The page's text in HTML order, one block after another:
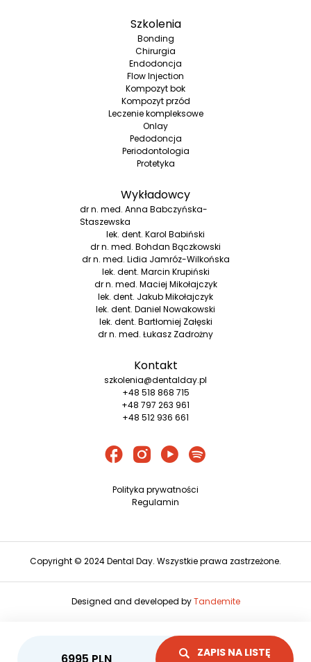
ZAPIS NA LISTĘ
Szkolenia
Bonding
Chirurgia
Endodoncja
Flow Injection
Kompozyt bok
Kompozyt przód
Leczenie kompleksowe
Onlay
Pedodoncja
Periodontologia
Protetyka
Wykładowcy
dr n. med. Anna Babczyńska-
Staszewska
lek. dent. Karol Babiński
dr n. med. Bohdan Bączkowski
dr n. med. Lidia Jamróz-Wilkońska
lek. dent. Marcin Krupiński
dr n. med. Maciej Mikołajczyk
lek. dent. Jakub Mikołajczyk
lek. dent. Daniel Nowakowski
lek. dent. Bartłomiej Załęski
dr n. med. Łukasz Zadrożny
Kontakt
szkolenia@dentalday.pl
+48 518 868 715
+48 797 263 961
+48 512 936 661
Polityka prywatności
Regulamin
Copyright © 2024 Dental Day. Wszystkie prawa zastrzeżone.
Designed and developed byTandemite